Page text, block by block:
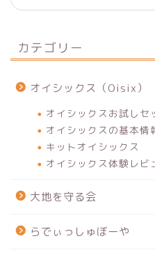
カテゴリー
オイシックス（Oisix）
オイシックスお試しセ
オイシックスの基本情
キットオイシックス
オイシックス体験レビ
大地を守る会
らでぃっしゅぼーや